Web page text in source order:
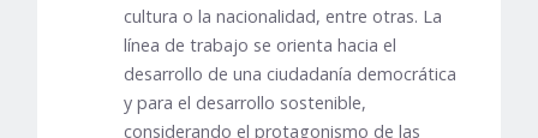
cultura o la nacionalidad, entre otras. La
línea de trabajo se orienta hacia el
desarrollo de una ciudadanía democrática
y para el desarrollo sostenible,
considerando el protagonismo de las